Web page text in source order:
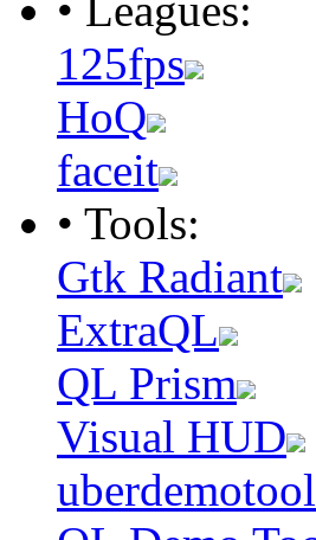
• Leagues:
125fps
HoQ
faceit
• Tools:
Gtk Radiant
ExtraQL
QL Prism
Visual HUD